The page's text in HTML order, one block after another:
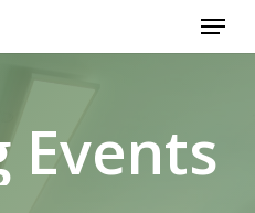
Menu
Events